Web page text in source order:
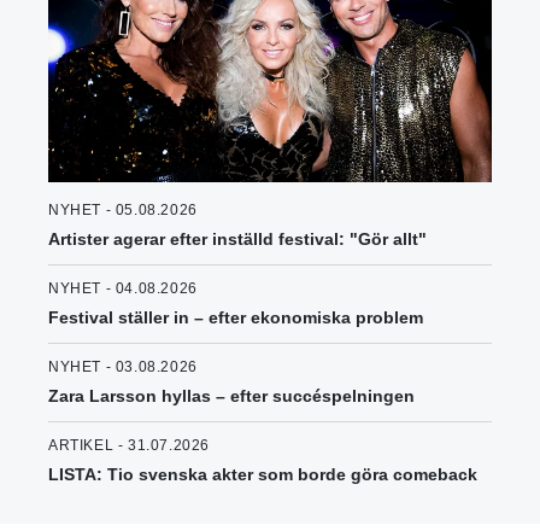
NYHET - 05.08.2026
Artister agerar efter inställd festival: "Gör allt"
NYHET - 04.08.2026
Festival ställer in – efter ekonomiska problem
NYHET - 03.08.2026
Zara Larsson hyllas – efter succéspelningen
ARTIKEL - 31.07.2026
LISTA: Tio svenska akter som borde göra comeback